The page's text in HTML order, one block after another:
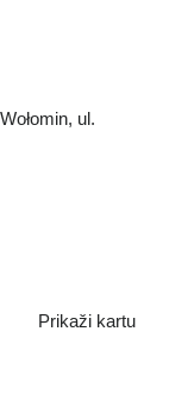
ul.
Prikaži kartu